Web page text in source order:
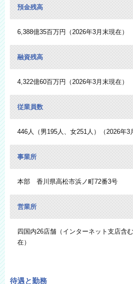
預金残高
6,388億35百万円（2026年3月末現在）
融資残高
4,322億60百万円（2026年3月末現在）
従業員数
446人（男195人、女251人）（2026年3
事業所
本部 香川県高松市浜ノ町72番3号
営業所
四国内26店舗（インターネット支店含
在）
待遇と勤務